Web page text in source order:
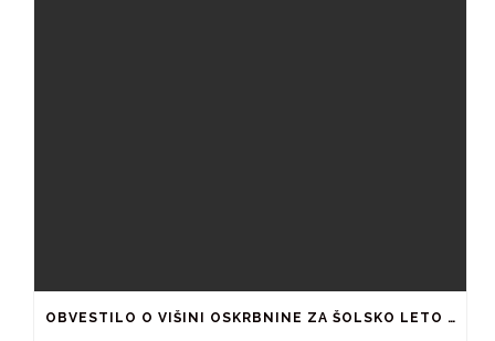
OBVESTILO O VIŠINI OSKRBNINE ZA ŠOLSKO LETO 2026/2027